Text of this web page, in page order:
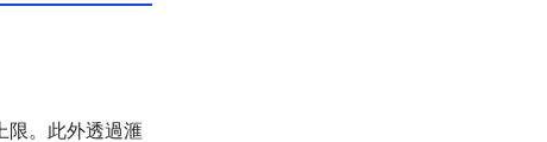
限。此外透過滙